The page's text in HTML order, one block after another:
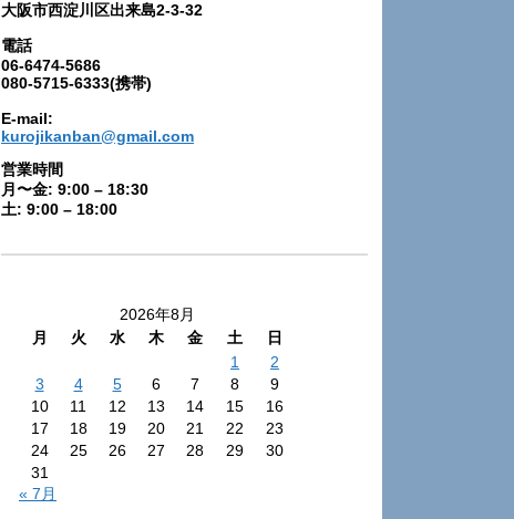
大阪市西淀川区出来島2-3-32
電話
06-6474-5686
080-5715-6333(携帯)
E-mail:
kurojikanban@gmail.com
営業時間
月〜金: 9:00 – 18:30
土: 9:00 – 18:00
2026年8月
月
火 水 木 金 土
日
1
2
3
4 5 6 7 8
9
10
11 12 13 14 15
16
17
18 19 20 21 22
23
24
25 26 27 28 29
30
31
« 7月